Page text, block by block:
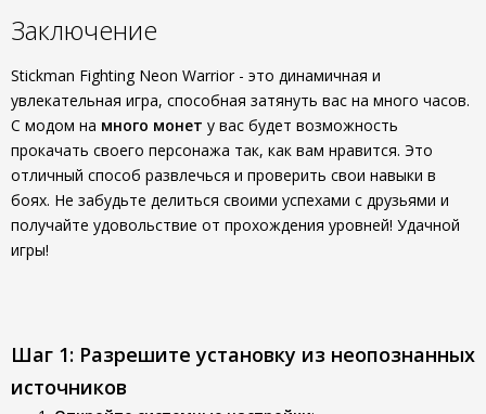
Заключение
Stickman Fighting Neon Warrior - это динамичная и
увлекательная игра, способная затянуть вас на много часов.
С модом на много монет у вас будет возможность
прокачать своего персонажа так, как вам нравится. Это
отличный способ развлечься и проверить свои навыки в
боях. Не забудьте делиться своими успехами с друзьями и
получайте удовольствие от прохождения уровней! Удачной
игры!
Шаг 1: Разрешите установку из неопознанных
источников